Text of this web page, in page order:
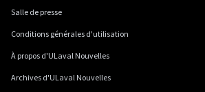
Salle de presse
Conditions générales d'utilisation
À propos d'ULaval Nouvelles
Archives d'ULaval Nouvelles